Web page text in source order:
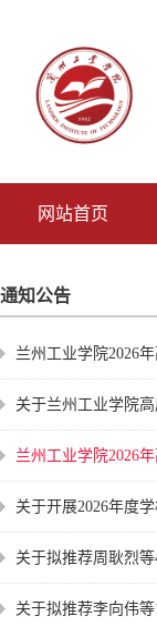
网站首页
通知公告
兰州工业学院2026
关于兰州工业学院
兰州工业学院2026
关于开展2026年度
关于拟推荐周耿烈
关于拟推荐李向伟